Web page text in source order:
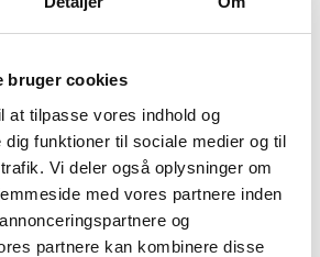
bruger cookies
at tilpasse vores indhold og
dig funktioner til sociale medier og til
Vi deler også oplysninger om
med vores partnere inden
og
partnere kan kombinere disse
Dea Høm har ingen
datterselskaber.